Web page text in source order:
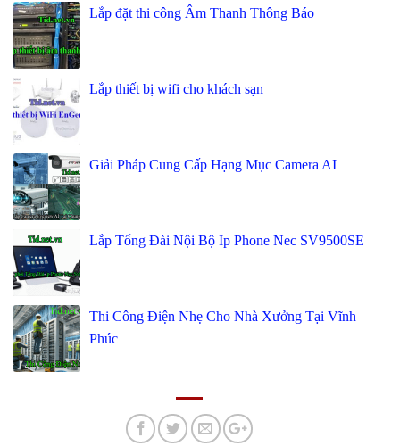
Lắp đặt thi công Âm Thanh Thông Báo
Lắp thiết bị wifi cho khách sạn
Giải Pháp Cung Cấp Hạng Mục Camera AI
Lắp Tổng Đài Nội Bộ Ip Phone Nec SV9500SE
Thi Công Điện Nhẹ Cho Nhà Xưởng Tại Vĩnh
Phúc